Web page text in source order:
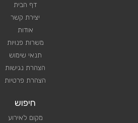
דף הבית
יצירת קשר
אודות
משרות פנויות
תנאי שימוש
הצהרת נגישות
הצהרת פרטיות
חיפוש
מקום לאירוע